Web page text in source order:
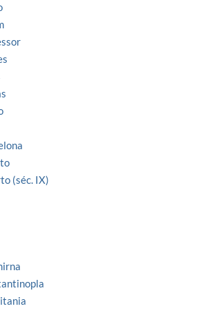
(séc. IX)